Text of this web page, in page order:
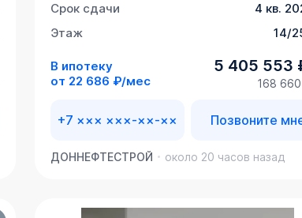
Срок сдачи
4 кв.
Этаж
14/
В ипотеку
от 22 686 ₽/мес
5 405 553
168
+7 ××× ×××-××-×× Позвоните
ДОННЕФТЕСТРОЙ около 20 часов назад